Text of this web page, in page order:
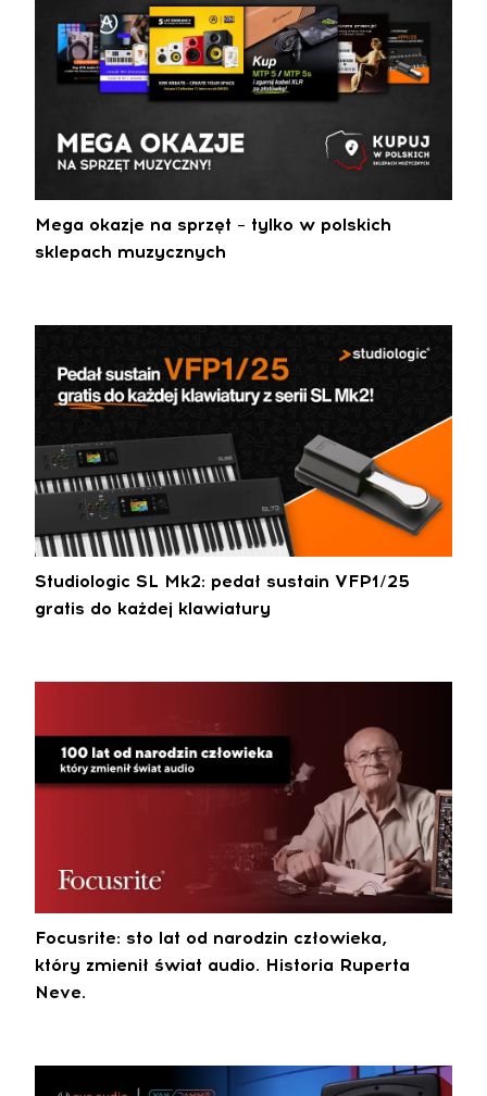
Mega okazje na sprzęt – tylko w polskich
sklepach muzycznych
Studiologic SL Mk2: pedał sustain VFP1/25
gratis do każdej klawiatury
Focusrite: sto lat od narodzin człowieka,
który zmienił świat audio. Historia Ruperta
Neve.